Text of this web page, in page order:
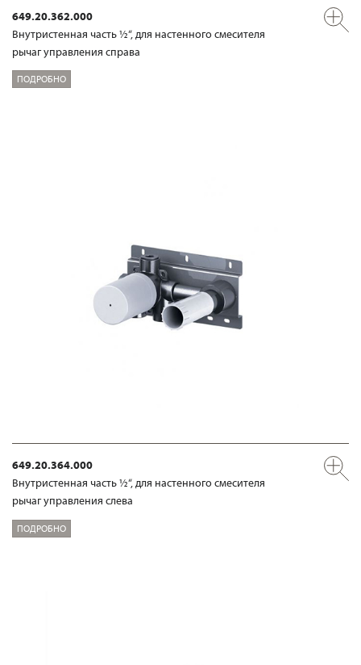
649.20.362.000
Внутристенная часть ½“, для настенного смесителя
рычаг управления справа
ПОДРОБНО
649.20.364.000
Внутристенная часть ½“, для настенного смесителя
рычаг управления слева
ПОДРОБНО